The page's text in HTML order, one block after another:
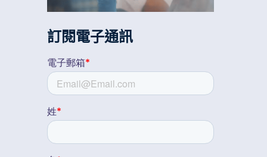
訂閱電子通訊